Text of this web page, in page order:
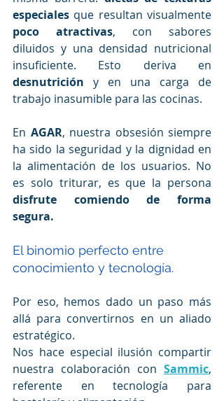
especiales que resultan visualmente
poco atractivas, con sabores
diluidos y una densidad nutricional
desnutrición y en una carga de
trabajo inasumible para las cocinas.
En AGAR, nuestra obsesión siempre
ha sido la seguridad y la dignidad en
la alimentación de los usuarios. No
disfrute comiendo de forma
segura.
El binomio perfecto entre
conocimiento y tecnología.
Por eso, hemos dado un paso más
allá para convertirnos en un aliado
estratégico.
Nos hace especial ilusión compartir
nuestra colaboración con Sammic,
referente en tecnología para